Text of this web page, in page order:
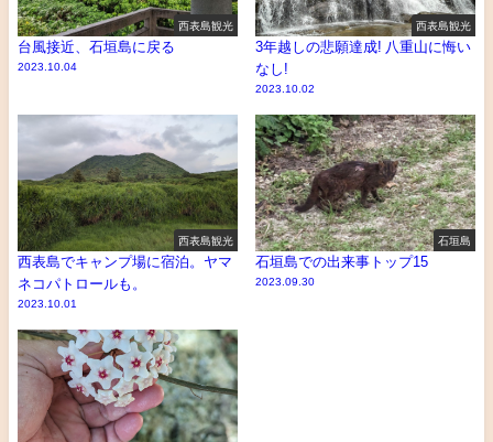
西表島観光
台風接近、石垣島に戻る
2023.10.04
西表島観光
3年越しの悲願達成! 八重山に悔い
なし!
2023.10.02
西表島観光
西表島でキャンプ場に宿泊。ヤマ
ネコパトロールも。
2023.10.01
石垣島
石垣島での出来事トップ15
2023.09.30